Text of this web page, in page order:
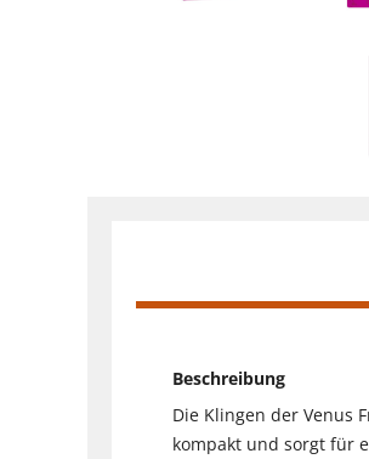
Beschreibung
Die Klingen der Venus
kompakt und sorgt für